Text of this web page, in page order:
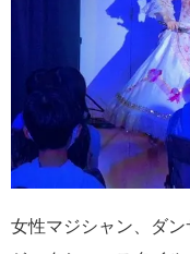
女性マジシャン、ダ